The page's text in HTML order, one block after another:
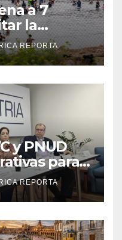
a 7
la
hacia
REPORTA
y PNUD
para
REPORTA